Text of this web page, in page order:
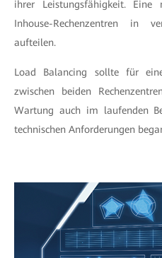
ihrer Leistungsfähigkeit.
Inhouse-Rechenzentren in
aufteilen.
Load Balancing sollte für
zwischen beiden
Wartung auch im laufenden
technischen Anforderungen